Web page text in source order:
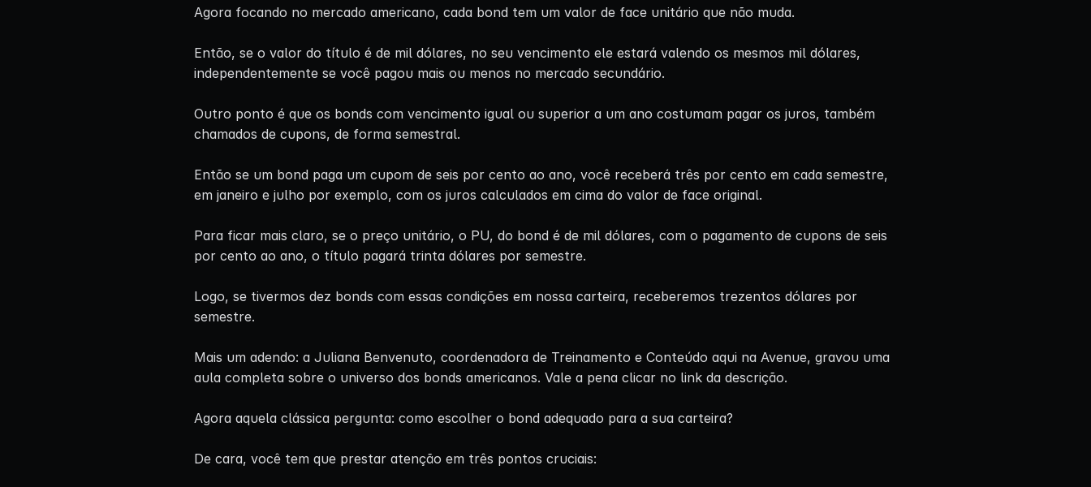
Agora focando no mercado americano, cada bond tem um valor de face unitário que não muda.
Então, se o valor do título é de mil dólares, no seu vencimento ele estará valendo os mesmos mil dólares,
independentemente se você pagou mais ou menos no mercado secundário.
Outro ponto é que os bonds com vencimento igual ou superior a um ano costumam pagar os juros, também
chamados de cupons, de forma semestral.
Então se um bond paga um cupom de seis por cento ao ano, você receberá três por cento em cada semestre,
em janeiro e julho por exemplo, com os juros calculados em cima do valor de face original.
Para ficar mais claro, se o preço unitário, o PU, do bond é de mil dólares, com o pagamento de cupons de seis
por cento ao ano, o título pagará trinta dólares por semestre.
Logo, se tivermos dez bonds com essas condições em nossa carteira, receberemos trezentos dólares por
semestre.
Mais um adendo: a Juliana Benvenuto, coordenadora de Treinamento e Conteúdo aqui na Avenue, gravou uma
aula completa sobre o universo dos bonds americanos. Vale a pena clicar no link da descrição.
Agora aquela clássica pergunta: como escolher o bond adequado para a sua carteira?
De cara, você tem que prestar atenção em três pontos cruciais: